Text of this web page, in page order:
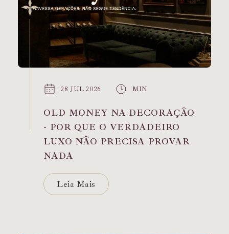
28 JUL 2026 MIN
OLD MONEY NA DECORAÇÃO
- POR QUE O VERDADEIRO
LUXO NÃO PRECISA PROVAR
NADA
Leia Mais